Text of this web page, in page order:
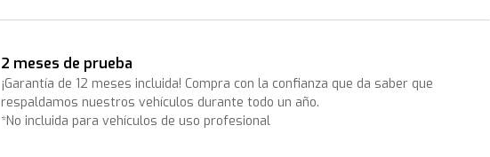
2 meses de prueba
¡Garantía de 12 meses incluida! Compra con la confianza que da saber que
respaldamos nuestros vehículos durante todo un año.
*No incluida para vehículos de uso profesional